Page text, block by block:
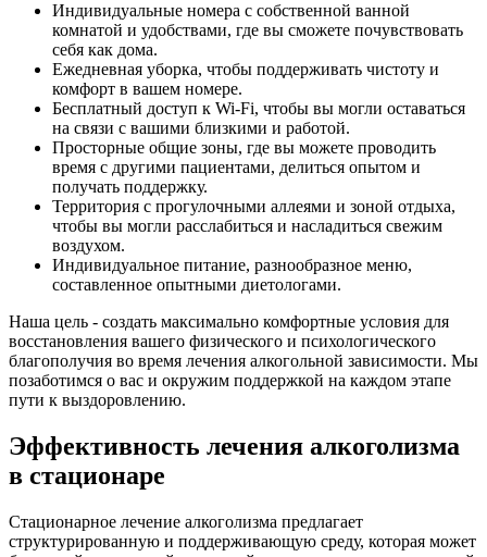
Индивидуальные номера с собственной ванной
комнатой и удобствами, где вы сможете почувствовать
себя как дома.
Ежедневная уборка, чтобы поддерживать чистоту и
комфорт в вашем номере.
Бесплатный доступ к Wi-Fi, чтобы вы могли оставаться
на связи с вашими близкими и работой.
Просторные общие зоны, где вы можете проводить
время с другими пациентами, делиться опытом и
получать поддержку.
Территория с прогулочными аллеями и зоной отдыха,
чтобы вы могли расслабиться и насладиться свежим
воздухом.
Индивидуальное питание, разнообразное меню,
составленное опытными диетологами.
Наша цель - создать максимально комфортные условия для
восстановления вашего физического и психологического
благополучия во время лечения алкогольной зависимости. Мы
позаботимся о вас и окружим поддержкой на каждом этапе
пути к выздоровлению.
Эффективность лечения алкоголизма
в стационаре
Стационарное лечение алкоголизма предлагает
структурированную и поддерживающую среду, которая может